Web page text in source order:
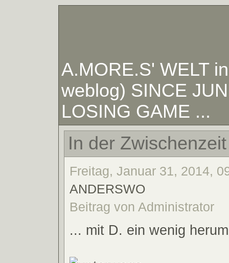
A.MORE.S' WELT
weblog) SINCE
LOSING GAME ...
In der
Freitag, Januar 31, 2014,
ANDERSWO
Beitrag von Administrator
... mit D. ein wenig